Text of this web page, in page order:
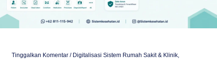
Tinggalkan Komentar / Digitalisasi Sistem Rumah Sakit & Klinik,
R4
untuk